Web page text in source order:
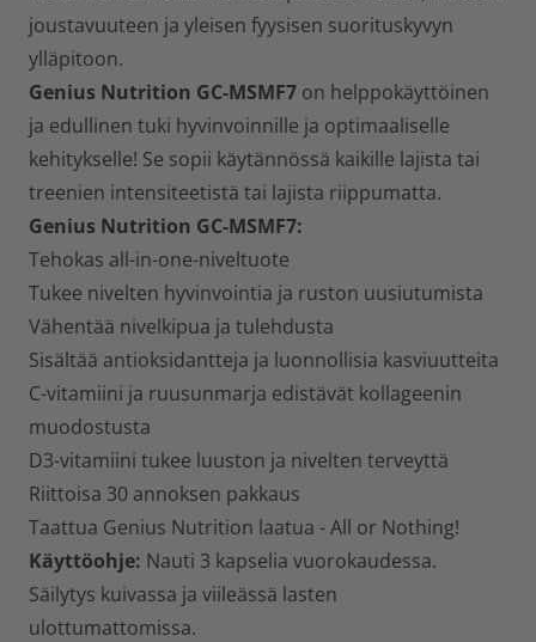
joustavuuteen ja yleisen fyysisen suorituskyvyn
ylläpitoon.
Genius Nutrition GC-MSMF7 on helppokäyttöinen
ja edullinen tuki hyvinvoinnille ja optimaaliselle
kehitykselle! Se sopii käytännössä kaikille lajista tai
treenien intensiteetistä tai lajista riippumatta.
Genius Nutrition GC-MSMF7:
Tehokas all-in-one-niveltuote
Tukee nivelten hyvinvointia ja ruston uusiutumista
Vähentää nivelkipua ja tulehdusta
Sisältää antioksidantteja ja luonnollisia kasviuutteita
C-vitamiini ja ruusunmarja edistävät kollageenin
muodostusta
D3-vitamiini tukee luuston ja nivelten terveyttä
Riittoisa 30 annoksen pakkaus
Taattua Genius Nutrition laatua - All or Nothing!
Käyttöohje: Nauti 3 kapselia vuorokaudessa.
Säilytys kuivassa ja viileässä lasten
ulottumattomissa.